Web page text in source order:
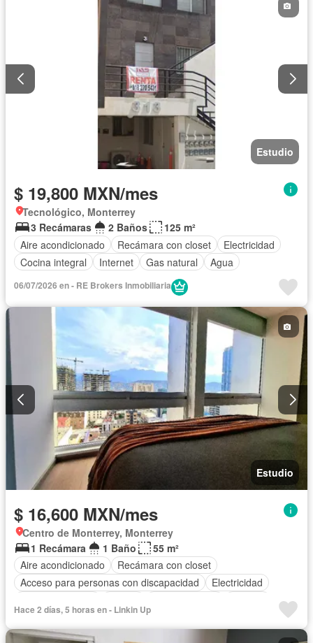
Estudio
$ 19,800 MXN/mes
Tecnológico, Monterrey
3 Recámaras
2 Baños
125 m²
Aire acondicionado
Recámara con closet
Electricidad
Cocina integral
Internet Gas natural Agua
06/07/2026 en - RE Brokers Inmobiliaria
Estudio
$ 16,600 MXN/mes
Centro de Monterrey, Monterrey
1 Recámara
1 Baño
55 m²
Aire acondicionado
Recámara con closet
Acceso para personas con discapacidad
Electricidad
Elevador
Despacho Vista panorámica
Agua
Hace 2 días, 5 horas en - Linkin Up